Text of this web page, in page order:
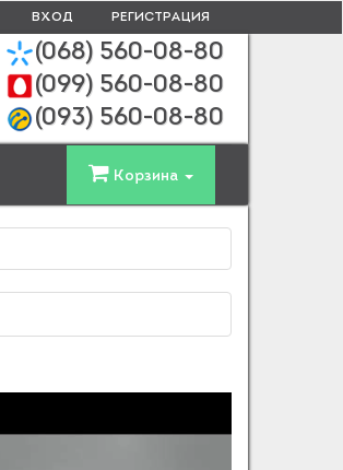
ВХОД РЕГИСТРАЦИЯ
(068) 560-08-80
(099) 560-08-80
(093) 560-08-80
Корзина